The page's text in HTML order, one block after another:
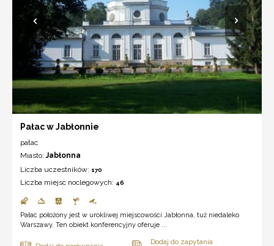
Pałac w Jabłonnie
pałac
Miasto:Jabłonna
Liczba uczestników: 170
Liczba miejsc noclegowych: 46
Pałac położony jest w urokliwej miejscowości Jabłonna, tuż niedaleko
Warszawy. Ten obiekt konferencyjny oferuje ...